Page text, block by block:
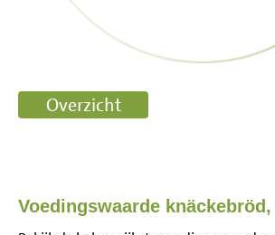
Voedingswaarde